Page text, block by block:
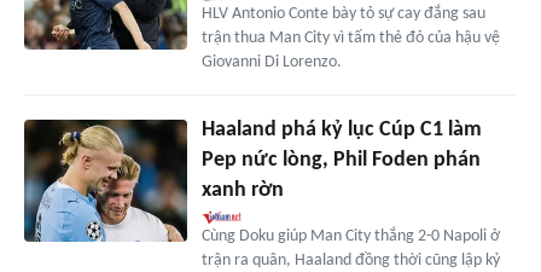
HLV Antonio Conte bày tỏ sự cay đắng sau
trận thua Man City vì tấm thẻ đỏ của hậu vệ
Giovanni Di Lorenzo.
Haaland phá kỷ lục Cúp C1 làm
Pep nức lòng, Phil Foden phán
xanh rờn
Cùng Doku giúp Man City thắng 2-0 Napoli ở
trận ra quân, Haaland đồng thời cũng lập kỷ